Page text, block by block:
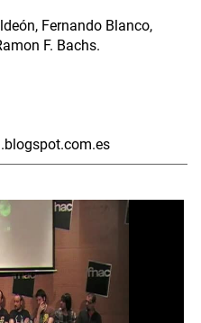
Fernando Blanco,
F. Bachs.